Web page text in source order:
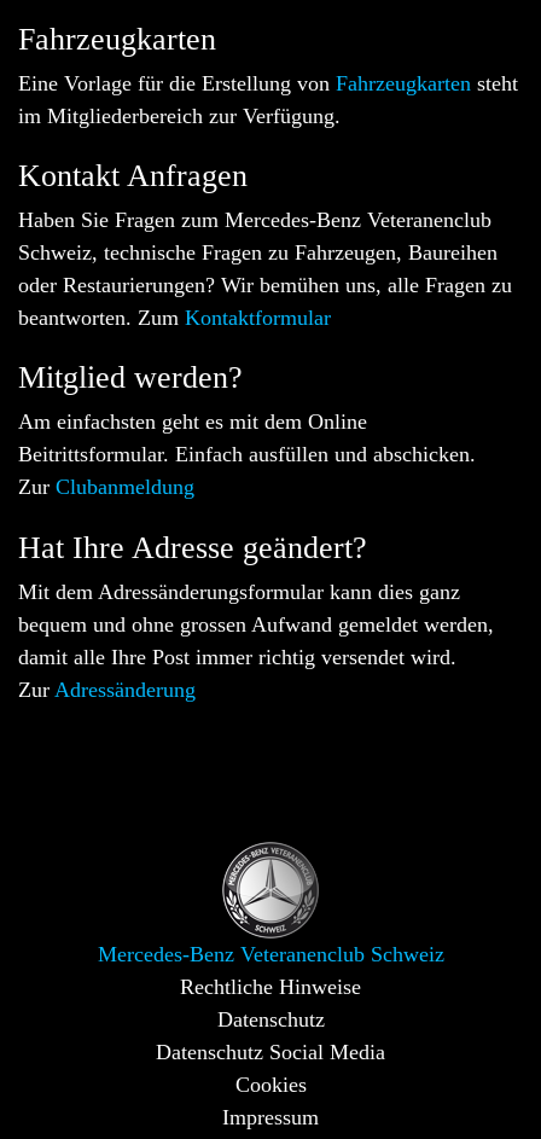
Fahrzeugkarten
Eine Vorlage für die Erstellung von Fahrzeugkarten steht
im Mitgliederbereich zur Verfügung.
Kontakt Anfragen
Haben Sie Fragen zum Mercedes-Benz Veteranenclub
Schweiz, technische Fragen zu Fahrzeugen, Baureihen
oder Restaurierungen? Wir bemühen uns, alle Fragen zu
beantworten. Zum Kontaktformular
Mitglied werden?
Am einfachsten geht es mit dem Online
Beitrittsformular. Einfach ausfüllen und abschicken.
Zur Clubanmeldung
Hat Ihre Adresse geändert?
Mit dem Adressänderungsformular kann dies ganz
bequem und ohne grossen Aufwand gemeldet werden,
damit alle Ihre Post immer richtig versendet wird.
Zur Adressänderung
Mercedes-Benz Veteranenclub Schweiz
Rechtliche Hinweise
Datenschutz
Datenschutz Social Media
Cookies
Impressum